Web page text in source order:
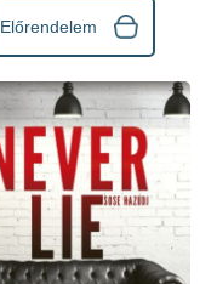
Előrendelem